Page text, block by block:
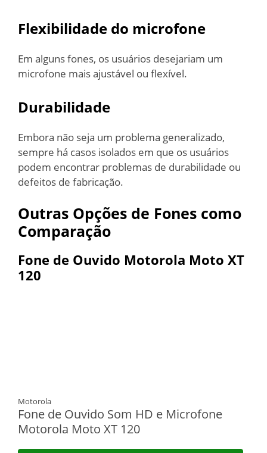
Flexibilidade do microfone
Em alguns fones, os usuários desejariam um
microfone mais ajustável ou flexível.
Durabilidade
Embora não seja um problema generalizado,
sempre há casos isolados em que os usuários
podem encontrar problemas de durabilidade ou
defeitos de fabricação.
Outras Opções de Fones como
Comparação
Fone de Ouvido Motorola Moto XT
120
Motorola
Fone de Ouvido Som HD e Microfone
Motorola Moto XT 120